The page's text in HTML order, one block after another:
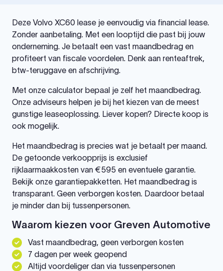
Deze Volvo XC60 lease je eenvoudig via financial lease.
Zonder aanbetaling. Met een looptijd die past bij jouw
onderneming. Je betaalt een vast maandbedrag en
profiteert van fiscale voordelen. Denk aan renteaftrek,
btw-teruggave en afschrijving.
Met onze calculator bepaal je zelf het maandbedrag.
Onze adviseurs helpen je bij het kiezen van de meest
gunstige leaseoplossing. Liever kopen? Directe koop is
ook mogelijk.
Het maandbedrag is precies wat je betaalt per maand.
De getoonde verkoopprijs is exclusief
rijklaarmaakkosten van €595 en eventuele garantie.
Bekijk onze garantiepakketten. Het maandbedrag is
transparant. Geen verborgen kosten. Daardoor betaal
je minder dan bij tussenpersonen.
Waarom kiezen voor Greven Automotive
Vast maandbedrag, geen verborgen kosten
7 dagen per week geopend
Altijd voordeliger dan via tussenpersonen